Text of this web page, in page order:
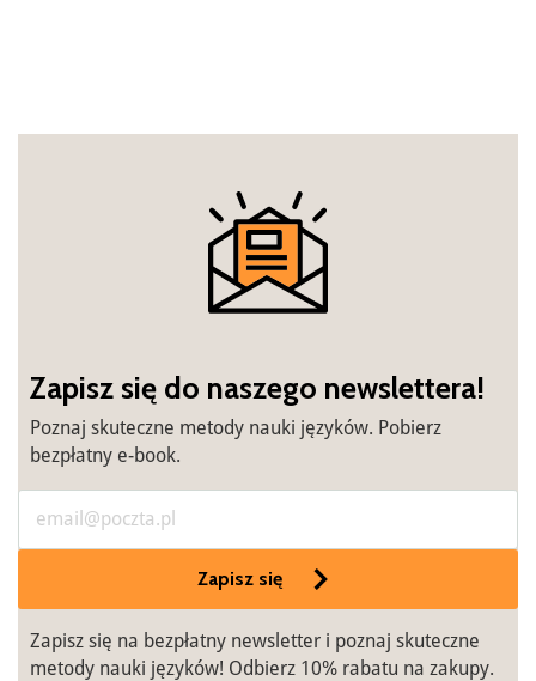
Zapisz się do naszego newslettera!
Poznaj skuteczne metody nauki języków. Pobierz
bezpłatny e-book.
Zapisz się
Zapisz się na bezpłatny newsletter i poznaj skuteczne
metody nauki języków! Odbierz 10% rabatu na zakupy.